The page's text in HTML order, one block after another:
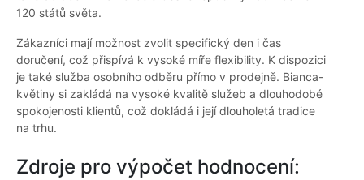
120 států světa.
Zákazníci mají možnost zvolit specifický den i čas
doručení, což přispívá k vysoké míře flexibility. K dispozici
je také služba osobního odběru přímo v prodejně. Bianca-
květiny si zakládá na vysoké kvalitě služeb a dlouhodobé
spokojenosti klientů, což dokládá i její dlouholetá tradice
na trhu.
Zdroje pro výpočet hodnocení: